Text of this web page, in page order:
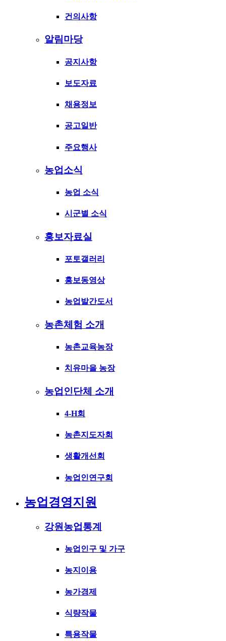
건의사항
알림마당
공지사항
보도자료
채용정보
공고일반
주요행사
농업소식
농업 소식
시군별 소식
홍보자료실
포토갤러리
홍보동영상
농업발간도서
농촌체험 소개
농촌교육농장
치유마을 농장
농업인단체 소개
4-H회
농촌지도자회
생활개선회
농업인연구회
농업경영지원
강원농업통계
농업인구 및 가구
농지이용
농가경제
식량작물
특용작물